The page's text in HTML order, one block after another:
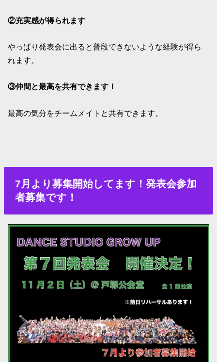
②充実感が得られます
やっぱり発表会に出ると普段できないような経験が得ら
れます。
③仲間と最高を共有できます！
最高の気分をチームメイトと共有できます。
7月より募集開始してます！発表会参加
者募集です！